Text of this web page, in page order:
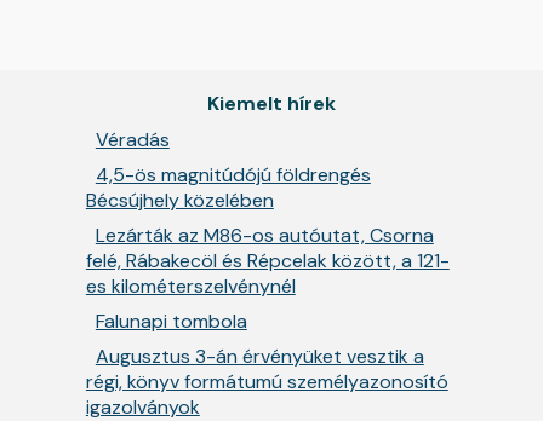
Kiemelt hírek
Véradás
4,5-ös magnitúdójú földrengés
Bécsújhely közelében
Lezárták az M86-os autóutat, Csorna
felé, Rábakecöl és Répcelak között, a 121-
es kilométerszelvénynél
Falunapi tombola
Augusztus 3-án érvényüket vesztik a
régi, könyv formátumú személyazonosító
igazolványok